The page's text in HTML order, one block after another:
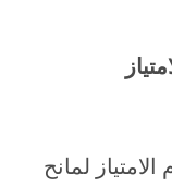
لمانح